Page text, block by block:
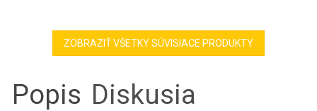
ZOBRAZIŤ VŠETKY SÚVISIACE PRODUKTY
Popis Diskusia